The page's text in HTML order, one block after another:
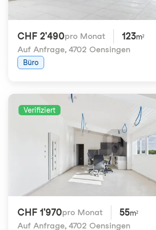
CHF 2'490pro Monat 123m²
Auf Anfrage, 4702 Oensingen
Büro
Verifiziert
CHF 1'970pro Monat 55m²
Auf Anfrage, 4702 Oensingen